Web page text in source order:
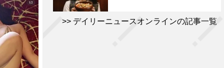
デイリーニュースオンラインの記事一覧